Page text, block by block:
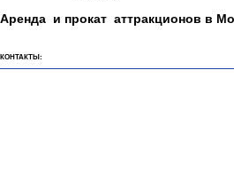
Аренда и прокат аттракционов в
КОНТАКТЫ: